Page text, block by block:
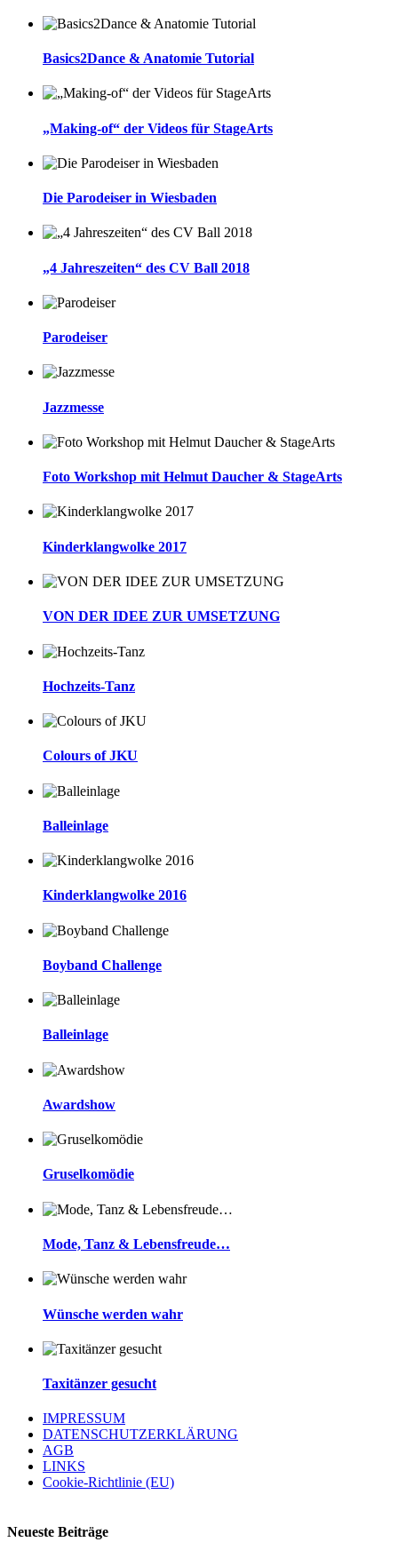
Basics2Dance & Anatomie Tutorial
„Making-of“ der Videos für StageArts
Die Parodeiser in Wiesbaden
„4 Jahreszeiten“ des CV Ball 2018
Parodeiser
Jazzmesse
Foto Workshop mit Helmut Daucher & StageArts
Kinderklangwolke 2017
VON DER IDEE ZUR UMSETZUNG
Hochzeits-Tanz
Colours of JKU
Balleinlage
Kinderklangwolke 2016
Boyband Challenge
Balleinlage
Awardshow
Gruselkomödie
Mode, Tanz & Lebensfreude…
Wünsche werden wahr
Taxitänzer gesucht
IMPRESSUM
DATENSCHUTZERKLÄRUNG
AGB
LINKS
Cookie-Richtlinie (EU)
Neueste Beiträge